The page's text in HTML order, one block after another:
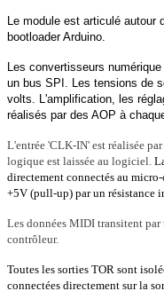
Le module est articulé autour
bootloader Arduino.
Les convertisseurs
un bus SPI. Les tensions de
volts. L'amplification, les
réalisés par des AOP à
L'entrée 'CLK-IN' est réalisée
logique est laissée au logiciel.
directement connectés au
+5V (pull-up) par un résistance
Les données MIDI transitent
contrôleur.
Toutes les sorties TOR sont
connectées directement sur la